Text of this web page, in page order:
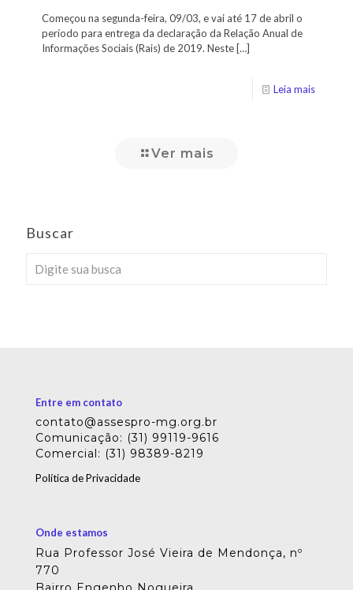
Começou na segunda-feira, 09/03, e vai até 17 de abril o
período para entrega da declaração da Relação Anual de
Informações Sociais (Rais) de 2019. Neste […]
Leia mais
Ver mais
Buscar
Entre em contato
contato@assespro-mg.org.br
Comunicação: (31) 99119-9616
Comercial: (31) 98389-8219
Política de Privacidade
Onde estamos
Rua Professor José Vieira de Mendonça, nº
770